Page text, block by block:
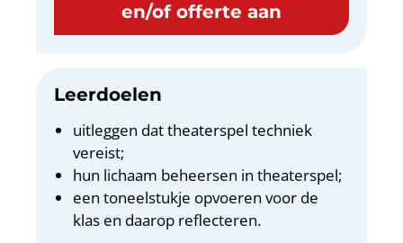
en/of offerte aan
Leerdoelen
uitleggen dat theaterspel techniek
vereist;
hun lichaam beheersen in theaterspel;
een toneelstukje opvoeren voor de
klas en daarop reflecteren.